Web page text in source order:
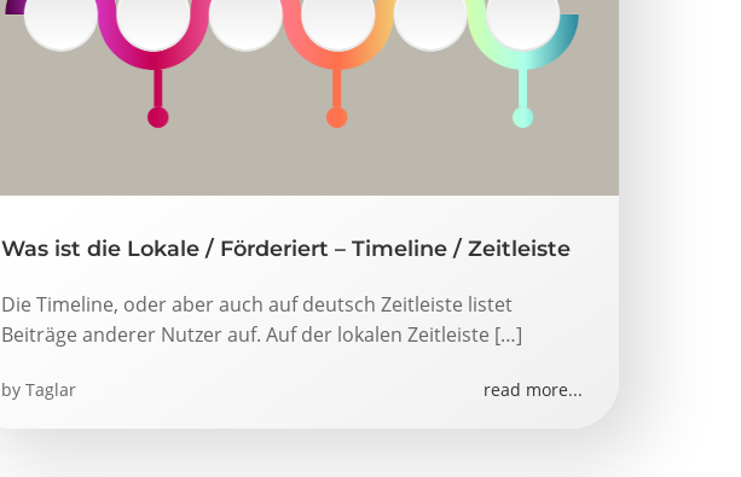
Was ist die Lokale / Förderiert – Timeline / Zeitleiste
Die Timeline, oder aber auch auf deutsch Zeitleiste listet
Beiträge anderer Nutzer auf. Auf der lokalen Zeitleiste […]
by Taglar read more...